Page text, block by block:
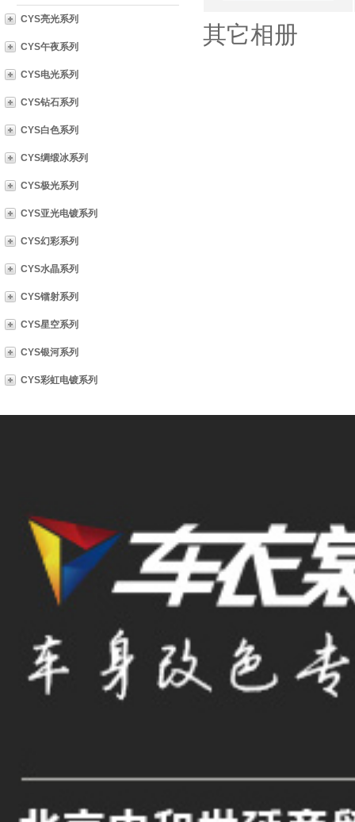
CYS亮光系列
CYS午夜系列
CYS电光系列
CYS钻石系列
CYS白色系列
CYS绸缎冰系列
CYS极光系列
CYS亚光电镀系列
CYS幻彩系列
CYS水晶系列
CYS镭射系列
CYS星空系列
CYS银河系列
CYS彩虹电镀系列
其它相册